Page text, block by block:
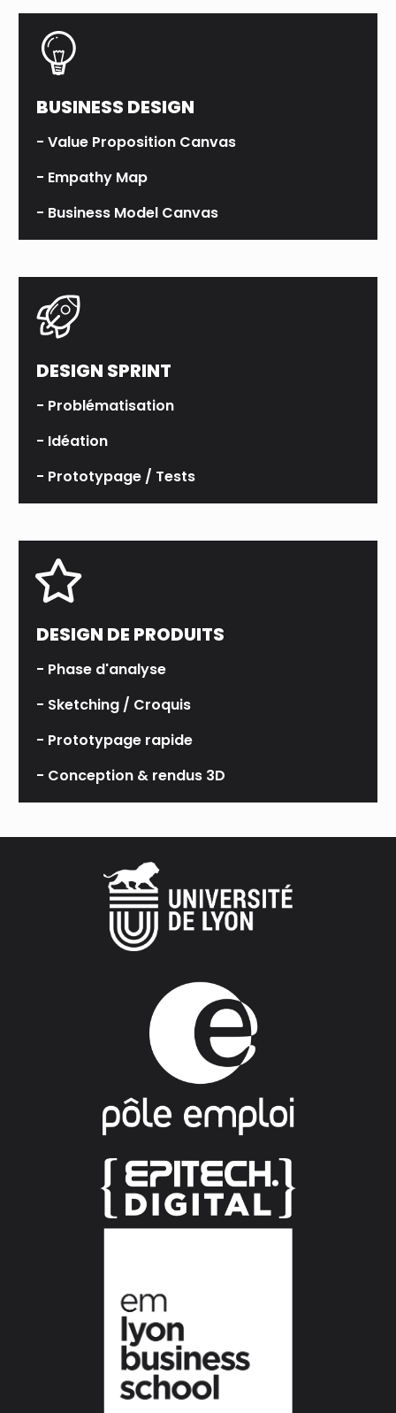
BUSINESS DESIGN
- Value Proposition Canvas
- Empathy Map
- Business Model Canvas
DESIGN SPRINT
- Problématisation
- Idéation
- Prototypage / Tests
DESIGN DE PRODUITS
- Phase d'analyse
- Sketching / Croquis
- Prototypage rapide
- Conception & rendus 3D